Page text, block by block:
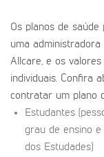
Os planos de
uma administradora
Allcare, e os
individuais. Confira
contratar um plano
Estudantes
grau de ensino e
dos Estudades)